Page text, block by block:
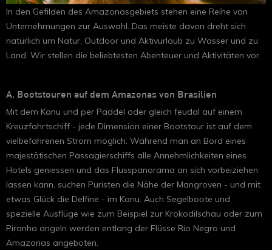
In den Gefilden des Amazonasgebiets stehen eine Reihe von
Unternehmungen zur Auswahl. Das meiste davon dreht sich
natürlich um Natur, Outdoor und Aktivurlaub zu Wasser und zu
Land. Wir stellen die beliebtesten Abenteuer und Aktivitäten vor.
A. Bootstouren auf dem Amazonas von Brasilien
Mit dem Kanu und per Paddel oder gleich feudal auf einem
Kreuzfahrtschiff - jede Dimension einer Bootstour ist auf dem
vielbefahrenen Strom möglich. Während man an Bord eines
majestätischen Passagierschiffs alle Annehmlichkeiten eines
Hotels geniessen und das Flusspanorama an sich vorbeiziehen
lassen kann, suchen Puristen die Nähe der Mangroven - und mit
etwas Glück die Delfine - im Kanu. Auch Segelboote und
spezielle Ausflüge wie zum Beispiel zur Krokodilschau oder zum
Piranha angeln werden entlang der Flüsse Rio Negro und
Amazonas angeboten.